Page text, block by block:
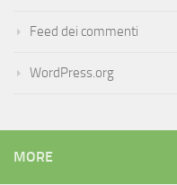
Feed dei commenti
WordPress.org
MORE